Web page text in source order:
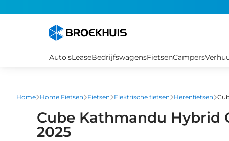
Auto'sLeaseBedrijfswagensFietsenCampers
Home Home Fietsen Fietsen Elektrische fietsen Herenfietsen
Cube Kathmandu Hybrid
2025